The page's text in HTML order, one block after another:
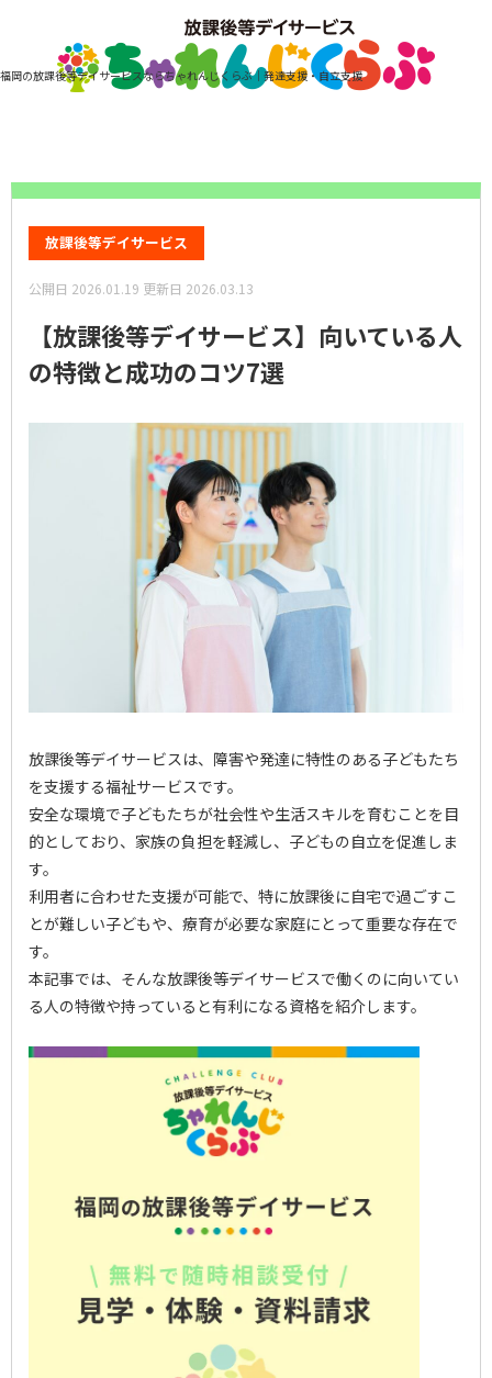
福岡の放課後等デイサービスならちゃれんじくらぶ｜発達支援・自立支援
コラム
放課後等デイサービス
公開日 2026.01.19 更新日 2026.03.13
【放課後等デイサービス】向いている人
の特徴と成功のコツ7選
放課後等デイサービスは、障害や発達に特性のある子どもたち
を支援する福祉サービスです。
安全な環境で子どもたちが社会性や生活スキルを育むことを目
的としており、家族の負担を軽減し、子どもの自立を促進しま
す。
利用者に合わせた支援が可能で、特に放課後に自宅で過ごすこ
とが難しい子どもや、療育が必要な家庭にとって重要な存在で
す。
本記事では、そんな放課後等デイサービスで働くのに向いてい
る人の特徴や持っていると有利になる資格を紹介します。